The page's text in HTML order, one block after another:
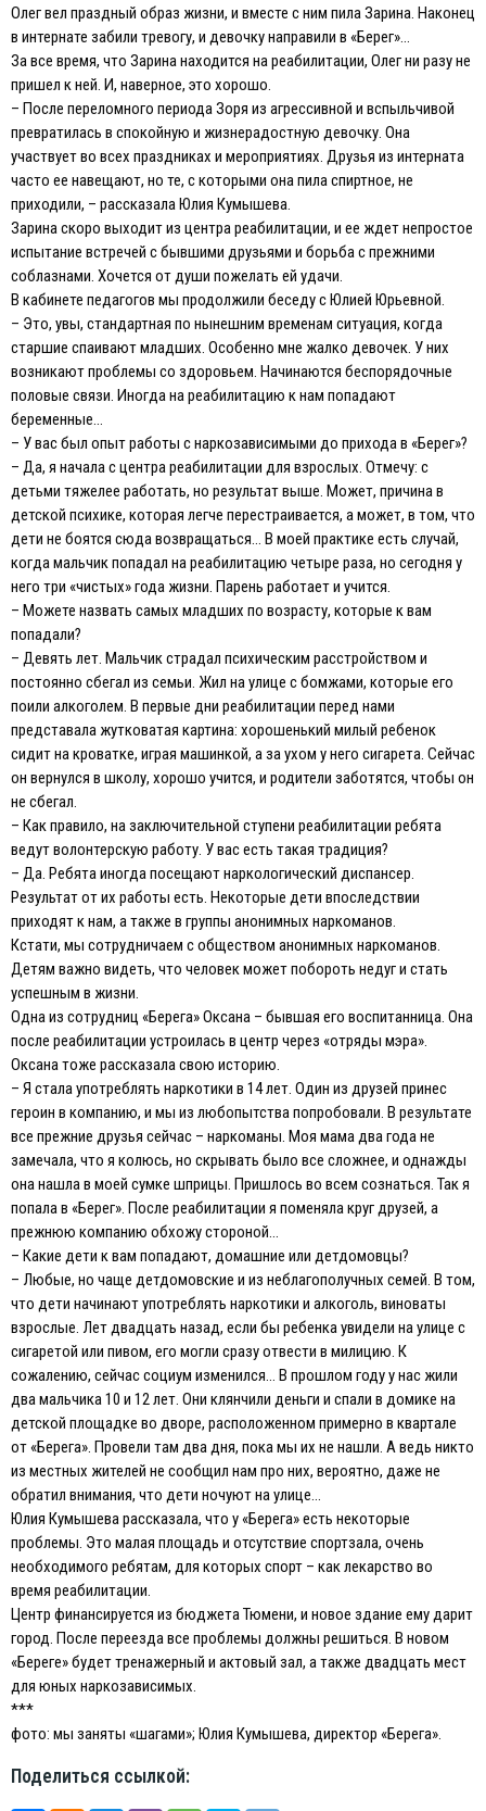
Олег вел праздный образ жизни, и вместе с ним пила Зарина. Наконец
в интернате забили тревогу, и девочку направили в «Берег»…
За все время, что Зарина находится на реабилитации, Олег ни разу не
пришел к ней. И, наверное, это хорошо.
– После переломного периода Зоря из агрессивной и вспыльчивой
превратилась в спокойную и жизнерадостную девочку. Она
участвует во всех праздниках и мероприятиях. Друзья из интерната
часто ее навещают, но те, с которыми она пила спиртное, не
приходили, – рассказала Юлия Кумышева.
Зарина скоро выходит из центра реабилитации, и ее ждет непростое
испытание встречей с бывшими друзьями и борьба с прежними
соблазнами. Хочется от души пожелать ей удачи.
В кабинете педагогов мы продолжили беседу с Юлией Юрьевной.
– Это, увы, стандартная по нынешним временам ситуация, когда
старшие спаивают младших. Особенно мне жалко девочек. У них
возникают проблемы со здоровьем. Начинаются беспорядочные
половые связи. Иногда на реабилитацию к нам попадают
беременные…
– У вас был опыт работы с наркозависимыми до прихода в «Берег»?
– Да, я начала с центра реабилитации для взрослых. Отмечу: с
детьми тяжелее работать, но результат выше. Может, причина в
детской психике, которая легче перестраивается, а может, в том, что
дети не боятся сюда возвращаться… В моей практике есть случай,
когда мальчик попадал на реабилитацию четыре раза, но сегодня у
него три «чистых» года жизни. Парень работает и учится.
– Можете назвать самых младших по возрасту, которые к вам
попадали?
– Девять лет. Мальчик страдал психическим расстройством и
постоянно сбегал из семьи. Жил на улице с бомжами, которые его
поили алкоголем. В первые дни реабилитации перед нами
представала жутковатая картина: хорошенький милый ребенок
сидит на кроватке, играя машинкой, а за ухом у него сигарета. Сейчас
он вернулся в школу, хорошо учится, и родители заботятся, чтобы он
не сбегал.
– Как правило, на заключительной ступени реабилитации ребята
ведут волонтерскую работу. У вас есть такая традиция?
– Да. Ребята иногда посещают наркологический диспансер.
Результат от их работы есть. Некоторые дети впоследствии
приходят к нам, а также в группы анонимных наркоманов.
Кстати, мы сотрудничаем с обществом анонимных наркоманов.
Детям важно видеть, что человек может побороть недуг и стать
успешным в жизни.
Одна из сотрудниц «Берега» Оксана – бывшая его воспитанница. Она
после реабилитации устроилась в центр через «отряды мэра».
Оксана тоже рассказала свою историю.
– Я стала употреблять наркотики в 14 лет. Один из друзей принес
героин в компанию, и мы из любопытства попробовали. В результате
все прежние друзья сейчас – наркоманы. Моя мама два года не
замечала, что я колюсь, но скрывать было все сложнее, и однажды
она нашла в моей сумке шприцы. Пришлось во всем сознаться. Так я
попала в «Берег». После реабилитации я поменяла круг друзей, а
прежнюю компанию обхожу стороной…
– Какие дети к вам попадают, домашние или детдомовцы?
– Любые, но чаще детдомовские и из неблагополучных семей. В том,
что дети начинают употреблять наркотики и алкоголь, виноваты
взрослые. Лет двадцать назад, если бы ребенка увидели на улице с
сигаретой или пивом, его могли сразу отвести в милицию. К
сожалению, сейчас социум изменился… В прошлом году у нас жили
два мальчика 10 и 12 лет. Они клянчили деньги и спали в домике на
детской площадке во дворе, расположенном примерно в квартале
от «Берега». Провели там два дня, пока мы их не нашли. А ведь никто
из местных жителей не сообщил нам про них, вероятно, даже не
обратил внимания, что дети ночуют на улице…
Юлия Кумышева рассказала, что у «Берега» есть некоторые
проблемы. Это малая площадь и отсутствие спортзала, очень
необходимого ребятам, для которых спорт – как лекарство во
время реабилитации.
Центр финансируется из бюджета Тюмени, и новое здание ему дарит
город. После переезда все проблемы должны решиться. В новом
«Береге» будет тренажерный и актовый зал, а также двадцать мест
для юных наркозависимых.
***
фото: мы заняты «шагами»; Юлия Кумышева, директор «Берега».
Поделиться ссылкой: